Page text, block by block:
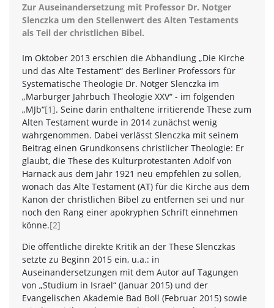
Zur Auseinandersetzung mit Professor Dr. Notger
Slenczka um den Stellenwert des Alten Testaments
als Teil der christlichen Bibel.
Im Oktober 2013 erschien die Abhandlung „Die Kirche
und das Alte Testament“ des Berliner Professors für
Systematische Theologie Dr. Notger Slenczka im
„Marburger Jahrbuch Theologie XXV“ - im folgenden
„MJb“[1]. Seine darin enthaltene irritierende These zum
Alten Testament wurde in 2014 zunächst wenig
wahrgenommen. Dabei verlässt Slenczka mit seinem
Beitrag einen Grundkonsens christlicher Theologie: Er
glaubt, die These des Kulturprotestanten Adolf von
Harnack aus dem Jahr 1921 neu empfehlen zu sollen,
wonach das Alte Testament (AT) für die Kirche aus dem
Kanon der christlichen Bibel zu entfernen sei und nur
noch den Rang einer apokryphen Schrift einnehmen
könne.[2]
Die öffentliche direkte Kritik an der These Slenczkas
setzte zu Beginn 2015 ein, u.a.: in
Auseinandersetzungen mit dem Autor auf Tagungen
von „Studium in Israel“ (Januar 2015) und der
Evangelischen Akademie Bad Boll (Februar 2015) sowie